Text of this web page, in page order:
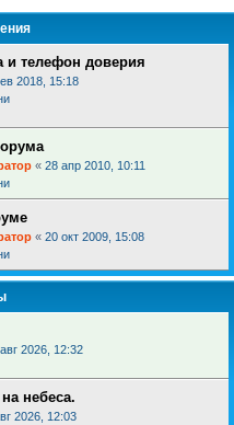
и телефон доверия
2018, 15:18
« 28 апр 2010, 10:11
« 20 окт 2009, 15:08
2026, 12:32
небеса.
2026, 12:03